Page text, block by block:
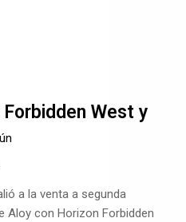
West y
a la venta a segunda
Aloy con Horizon Forbidden